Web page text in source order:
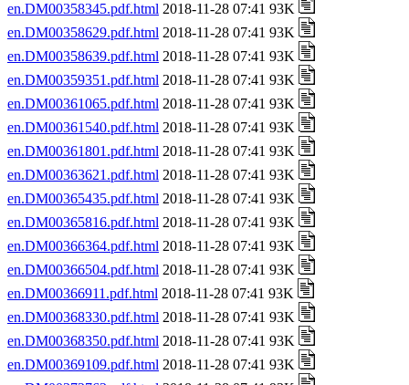
en.DM00358345.pdf.html 2018-11-28 07:41 93K
en.DM00358629.pdf.html 2018-11-28 07:41 93K
en.DM00358639.pdf.html 2018-11-28 07:41 93K
en.DM00359351.pdf.html 2018-11-28 07:41 93K
en.DM00361065.pdf.html 2018-11-28 07:41 93K
en.DM00361540.pdf.html 2018-11-28 07:41 93K
en.DM00361801.pdf.html 2018-11-28 07:41 93K
en.DM00363621.pdf.html 2018-11-28 07:41 93K
en.DM00365435.pdf.html 2018-11-28 07:41 93K
en.DM00365816.pdf.html 2018-11-28 07:41 93K
en.DM00366364.pdf.html 2018-11-28 07:41 93K
en.DM00366504.pdf.html 2018-11-28 07:41 93K
en.DM00366911.pdf.html 2018-11-28 07:41 93K
en.DM00368330.pdf.html 2018-11-28 07:41 93K
en.DM00368350.pdf.html 2018-11-28 07:41 93K
en.DM00369109.pdf.html 2018-11-28 07:41 93K